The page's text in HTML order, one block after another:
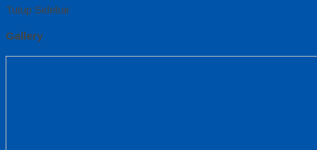
Tutup Sidebar
Gallery